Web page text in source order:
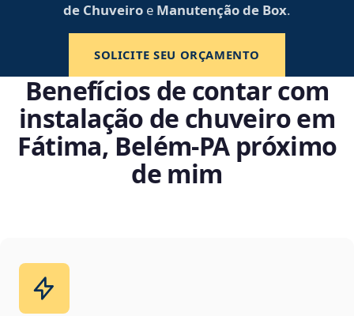
de Chuveiro e Manutenção de Box.
SOLICITE SEU ORÇAMENTO
Benefícios de contar com
instalação de chuveiro em
Fátima, Belém‑PA próximo
de mim